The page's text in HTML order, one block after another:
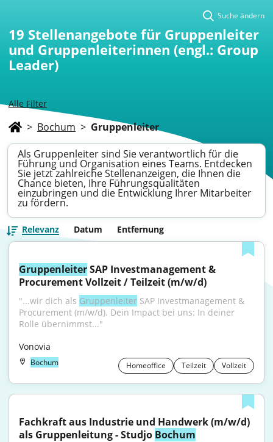
Alle Filter
Suche ändern
19 Stellenangebote für Gruppenleiter
und Gruppenleiterinnen (engl.: Group
Leader)
> Bochum > Gruppenleiter
Als Gruppenleiter sind Sie verantwortlich für die
Führung und Organisation eines Teams. Entdecken
Sie jetzt zahlreiche Stellenanzeigen, die Ihnen die
Chance bieten, Ihre Führungsqualitäten
einzubringen und die Entwicklung Ihrer Mitarbeiter
zu fördern.
Relevanz Datum Entfernung
Gruppenleiter SAP Investmanagement &
Procurement Vollzeit / Teilzeit (m/w/d)
"...wir dich als Gruppenleiter SAP Investmanagement &
Procurement (m/w/d). Dein Impact bei uns: In deiner
Rolle übernimmst..."
Vonovia
Bochum Homeoffice Teilzeit Vollzeit
Fachkraft aus Industrie und Handwerk (m/w/d)
als Gruppenleitung - Studjo Bochum